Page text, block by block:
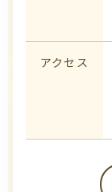
アクセス